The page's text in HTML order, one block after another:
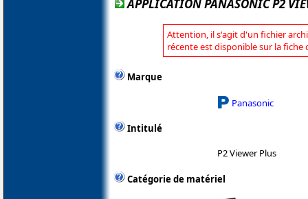
APPLICATION PANASONIC P2
Attention, il s'agit d'un fichier
récente est disponible sur la fiche
Marque
Panasonic
Intitulé
P2 Viewer Plus
Catégorie de matériel